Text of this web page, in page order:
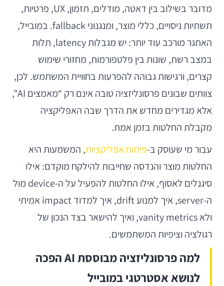
מדובר בשילוב בין דאטה, מודלים, תזמון, UX, פרטיות,
תשתיות ניסויים, כללי מוצר, ומנגנוני fallback. במובייל,
האתגר מורכב עוד יותר: יש מגבלות latency, תלות
במצב רשת, שונות בין פלטפורמות, מחזורי שימוש
קצרים, ורגישות גבוהה להפרעות בחוויית המשתמש. לכן,
צוותים שבונים פרסונליזציה טובה אינם רק “מאמצים AI”,
אלא מגדירים מחדש את הדרך שבה האפליקציה
מקבלת החלטות בזמן אמת.
עבור מי שעוסק ב-פיתוח אפליקציות, המשמעות היא
החלטות מוצר והנדסה שחייבות להילקח מוקדם: אילו
סיגנלים לאסוף, אילו החלטות להפעיל על ה-device מול
ה-server, איך למנוע drift, איך למדוד impact אמיתי
ולא vanity metrics, ואיך להישאר בצד הנכון של
רגולציה וציפיות המשתמשים.
למה פרסונליזציה מבוססת AI הפכה
לנושא אסטרטגי במובייל